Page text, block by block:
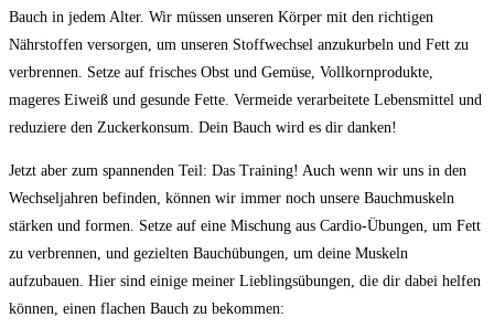
Bauch‌ in ⁢jedem Alter. Wir müssen unseren Körper mit den richtigen
Nährstoffen‍ versorgen, um unseren Stoffwechsel anzukurbeln und ‌Fett zu
verbrennen. Setze auf frisches Obst und Gemüse, Vollkornprodukte,
mageres Eiweiß und gesunde Fette. ⁢Vermeide verarbeitete Lebensmittel und
reduziere den Zuckerkonsum. Dein Bauch wird es dir danken!
Jetzt aber zum spannenden Teil: ⁣Das⁢ Training! Auch wenn wir ⁣uns in den
‌Wechseljahren befinden, können‍ wir immer noch unsere Bauchmuskeln
stärken und‍ formen. Setze ​auf eine Mischung aus Cardio-Übungen, um ⁢Fett⁣
zu verbrennen, und gezielten Bauchübungen, um deine Muskeln
aufzubauen. Hier sind einige meiner Lieblingsübungen, die dir dabei helfen
können, einen flachen Bauch zu bekommen: